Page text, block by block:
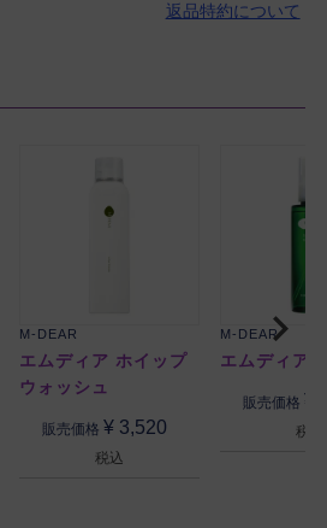
返品特約について
M-DEAR
エムディア ホイップ
ウォッシュ
販売価格 ¥ 3,520
税込
M-DEAR
エムディア
販売価格 ¥
税込